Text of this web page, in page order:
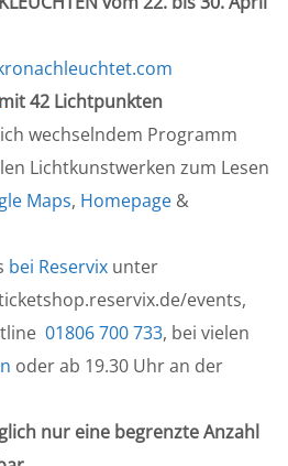
mit 42 Lichtpunkten
wechselndem Programm
Lichtkunstwerken zum Lesen
Maps, Homepage &
bei Reservix unter
events,
01806 700 733, bei vielen
oder ab 19.30 Uhr an der
nur eine begrenzte Anzahl